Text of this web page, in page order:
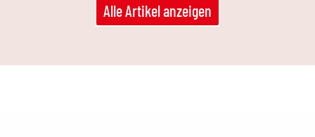
Alle Artikel anzeigen